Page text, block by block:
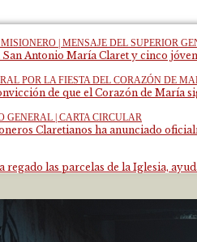
| MENSAJE DEL SUPERIOR
Antonio María Claret y cinco
POR LA FIESTA DEL CORAZÓN DE
de que el Corazón de María
| CARTA CIRCULAR
Claretianos ha anunciado
regado las parcelas de la Iglesia,